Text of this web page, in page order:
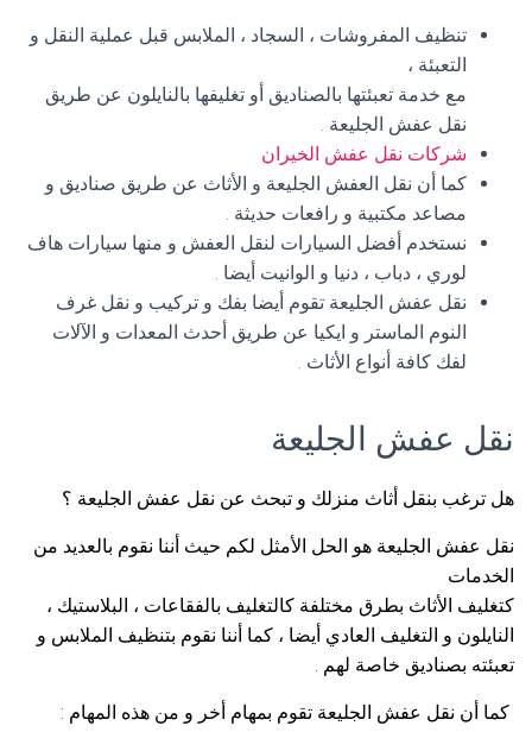
تنظيف المفروشات ، السجاد ، الملابس قبل عملية النقل و
التعبئة ،
مع خدمة تعبئتها بالصناديق أو تغليفها بالنايلون عن طريق
نقل عفش الجليعة .
شركات نقل عفش الخيران
كما أن نقل العفش الجليعة و الأثاث عن طريق صناديق و
مصاعد مكتبية و رافعات حديثة .
نستخدم أفضل السيارات لنقل العفش و منها سيارات هاف
لوري ، دباب ، دنيا و الوانيت أيضا .
نقل عفش الجليعة تقوم أيضا بفك و تركيب و نقل غرف
النوم الماستر و ايكيا عن طريق أحدث المعدات و الآلات
لفك كافة أنواع الأثاث .
نقل عفش الجليعة
هل ترغب بنقل أثاث منزلك و تبحث عن نقل عفش الجليعة ؟
نقل عفش الجليعة هو الحل الأمثل لكم حيث أننا نقوم بالعديد من
الخدمات
كتغليف الأثاث بطرق مختلفة كالتغليف بالفقاعات ، البلاستيك ،
النايلون و التغليف العادي أيضا ، كما أننا نقوم بتنظيف الملابس و
تعبئته بصناديق خاصة لهم .
كما أن نقل عفش الجليعة تقوم بمهام أخر و من هذه المهام :